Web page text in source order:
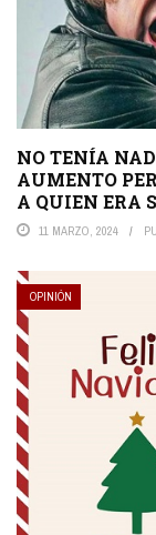
NO TENÍA
AUMENTO
A QUIEN ERA
11 MARZO, 2024
OPINIÓN